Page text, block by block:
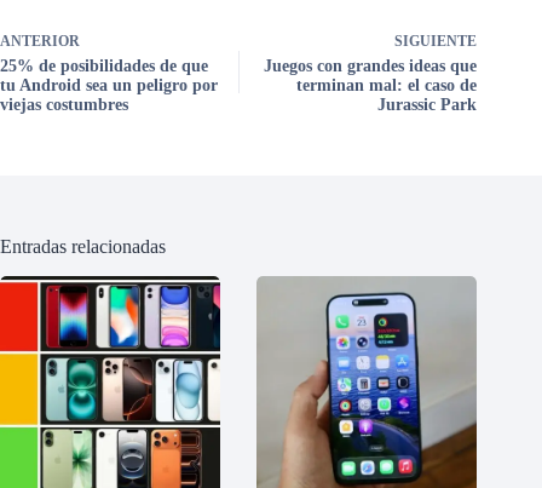
ANTERIOR
25% de posibilidades de que
tu Android sea un peligro por
viejas costumbres
SIGUIENTE
Juegos con grandes ideas que
terminan mal: el caso de
Jurassic Park
Entradas relacionadas